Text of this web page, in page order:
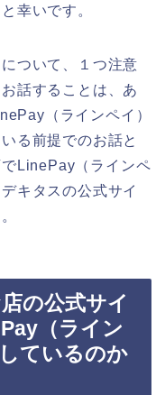
幸いです。
ついて、１つ注意
話することは、あ
（ラインペイ）
る前提でのお話と
LinePay（ラインペ
キタスの公式サイ
の公式サイ
（ライン
ているのか